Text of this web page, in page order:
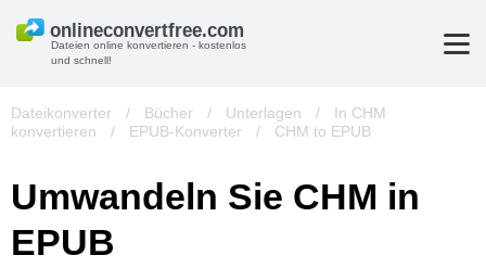
Dateien online konvertieren - kostenlos
und schnell!
Dateikonverter / Bücher / Unterlagen /
In CHM
konvertieren
/ EPUB-Konverter / CHM to EPUB
Umwandeln Sie CHM in
EPUB